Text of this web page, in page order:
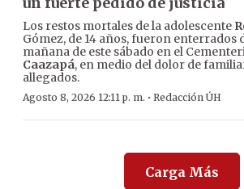
Los restos mortales de la adolescente
Gómez, de 14 años, fueron enterrados
mañana de este sábado en el
Caazapá, en medio del dolor de
allegados.
Agosto 8, 2026 12:11 p. m. · Redacción ÚH
Carga Más